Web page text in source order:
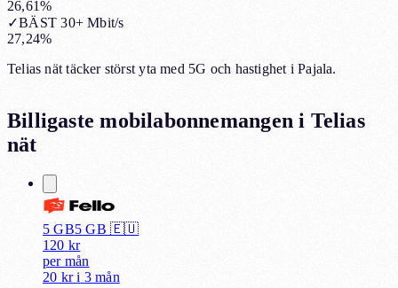
26,61%
✓BÄST 30+ Mbit/s
27,24%
Telias nät täcker störst yta med 5G och hastighet i Pajala.
Billigaste mobilabonnemangen i Telias
nät
5 GB5 GB 🇪🇺
120 kr
per mån
20 kr i 3 mån